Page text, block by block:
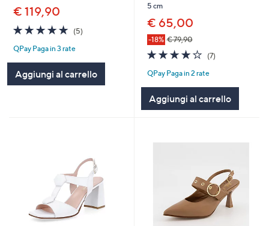
€ 119,90
5.0
of
5
(5)5
QPay Paga in 3 rate
Aggiungi al carrello
5 cm
€ 65,00
-18% € 79,90
3.9
of
5
(7)
QPay Paga in 2 rate
Aggiungi al carrello